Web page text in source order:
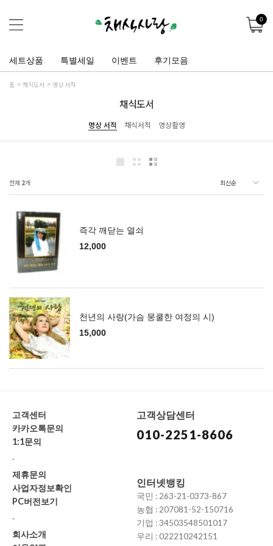
0
세트상품 특별세일 이벤트 후기모음
홈 채식도서 명상 서적
채식도서
명상 서적 채식서적 영상촬영
전체 2개
즉각 깨닫는 열쇠
12,000
천년의 사랑(가슴 뭉쿨한 여정의 시)
15,000
고객센터
카카오톡문의
1:1문의
-
제휴문의
사업자정보확인
PC버전보기
-
회사소개
고객상담센터
010-2251-8606
인터넷뱅킹
국민 : 263-21-0373-867
농협 : 207081-52-150716
기업 : 34503548501017
우리 : 022210242151